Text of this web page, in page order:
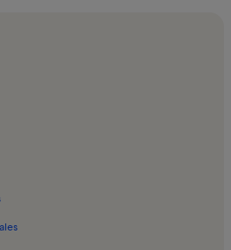
y circuito Fernando Alonso
de Llanera